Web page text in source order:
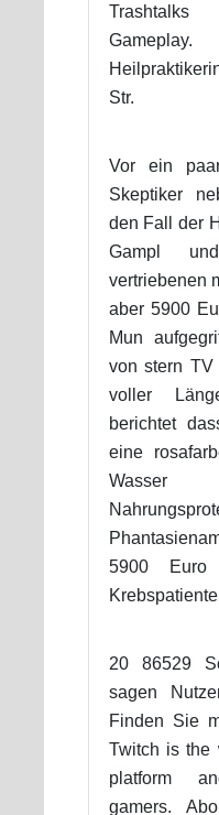
Str.
Vor ein
Skeptiker
den Fall der
Gampl
vertriebenen
aber 5900
Mun
von stern
voller
berichtet
eine
5900
20 86529
sagen
Finden Sie
Twitch is the
platform
gamers.